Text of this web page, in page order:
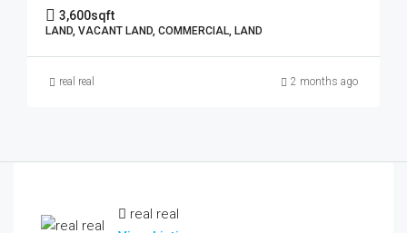
3,600sqft
LAND, VACANT LAND, COMMERCIAL, LAND
real real 2 months ago
real real